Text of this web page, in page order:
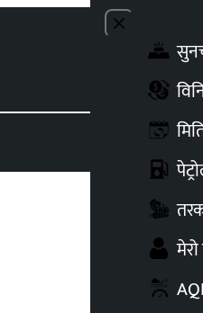
Close menu
AQI